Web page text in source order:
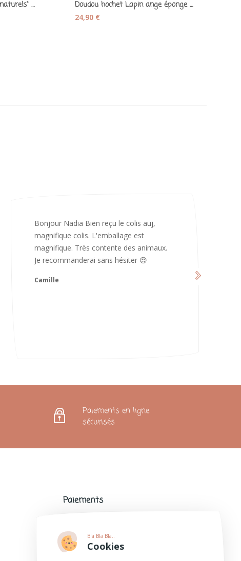
Bla Bla Bla..
Cookies
Arc-en-ciel à empiler "les naturels" - Léo et Léa Doudou hochet Lapin ange éponge de coton écru-...
24,90 €
Merci infiniment, c’est magnifique 😍
d’avoir pris le temps de me répondre.
Nous sommes vraiment contents et
avons hâte de les utiliser 😄 bonne soirée
😍
Paiements en ligne
sécurisés
Paiements
modes de paiement populaires.
Plus d'informations